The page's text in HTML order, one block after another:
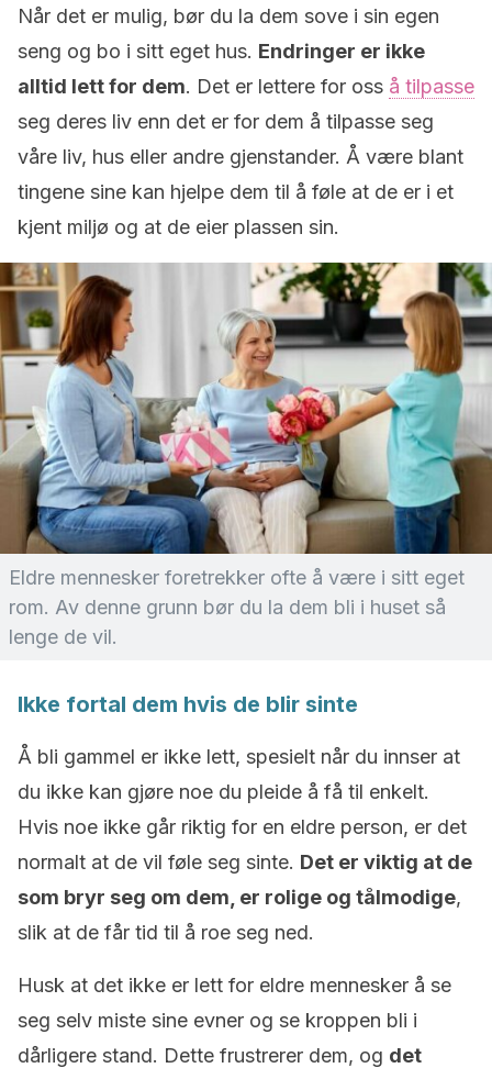
Når det er mulig, bør du la dem sove i sin egen
seng og bo i sitt eget hus. Endringer er ikke
alltid lett for dem. Det er lettere for oss å tilpasse
seg deres liv enn det er for dem å tilpasse seg
våre liv, hus eller andre gjenstander. Å være blant
tingene sine kan hjelpe dem til å føle at de er i et
kjent miljø og at de eier plassen sin.
Eldre mennesker foretrekker ofte å være i sitt eget
rom. Av denne grunn bør du la dem bli i huset så
lenge de vil.
Ikke fortal dem hvis de blir sinte
Å bli gammel er ikke lett, spesielt når du innser at
du ikke kan gjøre noe du pleide å få til enkelt.
Hvis noe ikke går riktig for en eldre person, er det
normalt at de vil føle seg sinte. Det er viktig at de
som bryr seg om dem, er rolige og tålmodige,
slik at de får tid til å roe seg ned.
Husk at det ikke er lett for eldre mennesker å se
seg selv miste sine evner og se kroppen bli i
dårligere stand. Dette frustrerer dem, og det